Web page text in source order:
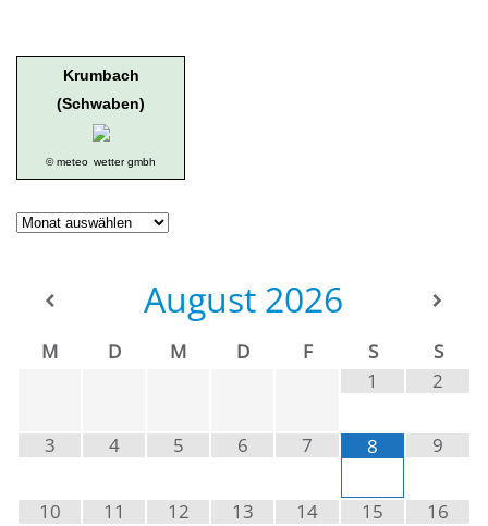
Krumbach
(Schwaben)
© meteo wetter gmbh
Geschichte
August 2026
M D M D F S
S
1
2
3 4 5 6 7 8 9
10 11 12 13 14 15 16